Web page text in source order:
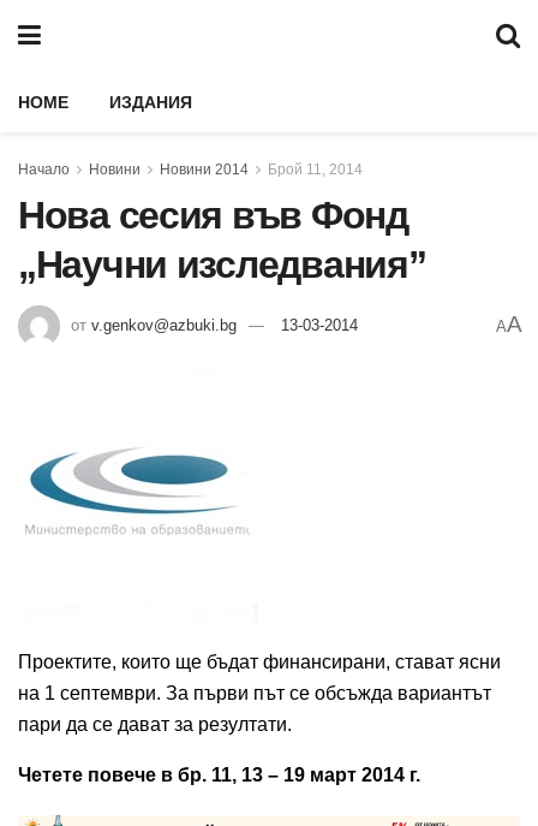
HOME ИЗДАНИЯ
Начало Новини Новини 2014 Брой 11, 2014
Нова сесия във Фонд
„Научни изследвания”
от v.genkov@azbuki.bg 13-03-2014 AA
Проектите, които ще бъдат финансирани, стават ясни
на 1 септември. За първи път се обсъжда вариантът
пари да се дават за резултати.
Четете повече в бр. 11, 13 – 19 март 2014 г.